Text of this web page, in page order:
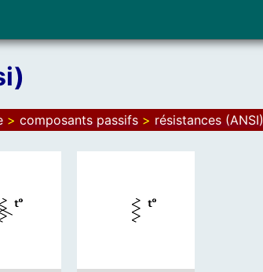
> composants passifs > résistances (ANSI)